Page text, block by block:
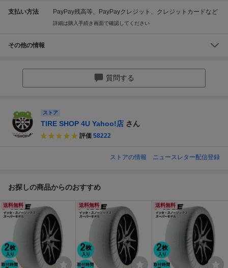
支払い方法 PayPay残高等、PayPayクレジット、クレジットカードなど
詳細は購入手続き画面で確認してください
その他の情報
質問する
ストア
TIRE SHOP 4U Yahoo!店 さん
評価 58222
ストアの情報 ニュースレター配信登録
お探しの商品からのおすすめ
送料無料 送料無料 送料無料